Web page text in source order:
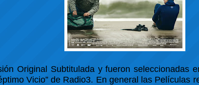
Original Subtitulada y fueron seleccionadas
Vicio” de Radio3. En general las Películas